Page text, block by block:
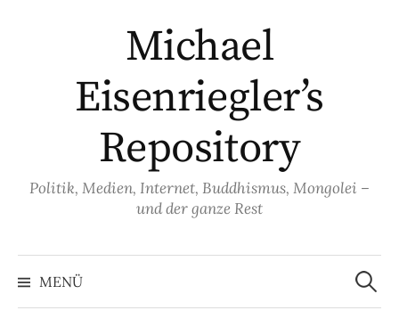
Michael
Eisenriegler’s
Repository
Politik, Medien, Internet, Buddhismus, Mongolei –
und der ganze Rest
MENÜ
Suchen
nach: